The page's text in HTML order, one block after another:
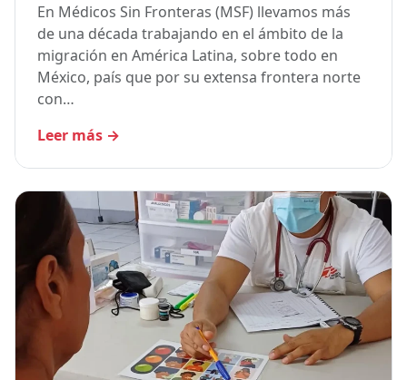
En Médicos Sin Fronteras (MSF) llevamos más
de una década trabajando en el ámbito de la
migración en América Latina, sobre todo en
México, país que por su extensa frontera norte
con…
Leer más →